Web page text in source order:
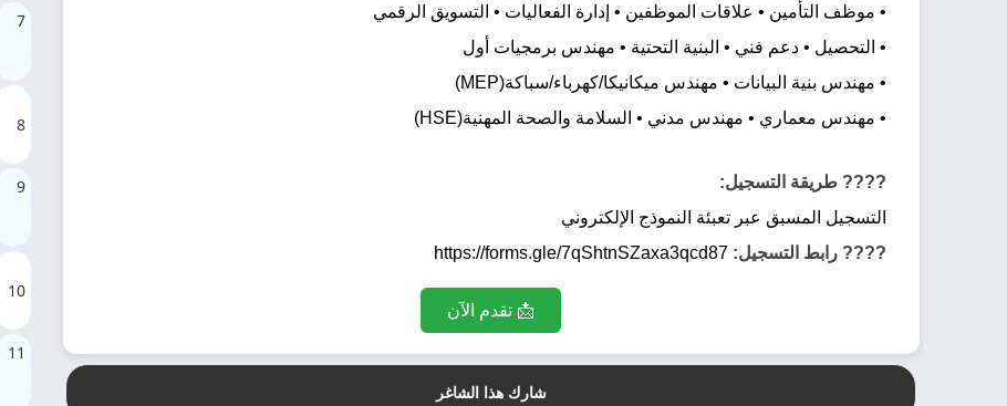
• موظف التأمين • علاقات الموظفين • إدارة الفعاليات • التسويق الرقمي
• التحصيل • دعم فني • البنية التحتية • مهندس برمجيات أول
• مهندس بنية البيانات • مهندس ميكانيكا/كهرباء/سباكة(MEP)
• مهندس معماري • مهندس مدني • السلامة والصحة المهنية(HSE)
???? طريقة التسجيل:
التسجيل المسبق عبر تعبئة النموذج الإلكتروني
???? رابط التسجيل: https://forms.gle/7qShtnSZaxa3qcd87
📩 تقدم الآن
شارك هذا الشاغر
7
8
9
10
11